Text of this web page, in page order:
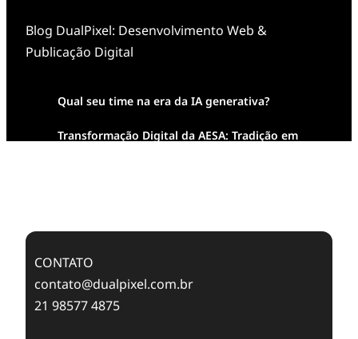
Blog DualPixel: Desenvolvimento Web &
Publicação Digital
Qual seu time na era da IA generativa?
Transformação Digital da AESA: Tradição em
CONTATO
contato@dualpixel.com.br
21 98577 4875